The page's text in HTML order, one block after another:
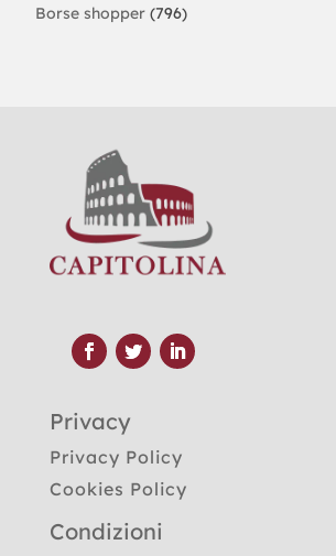
Borse shopper (796)
Privacy
Privacy Policy
Cookies Policy
Condizioni